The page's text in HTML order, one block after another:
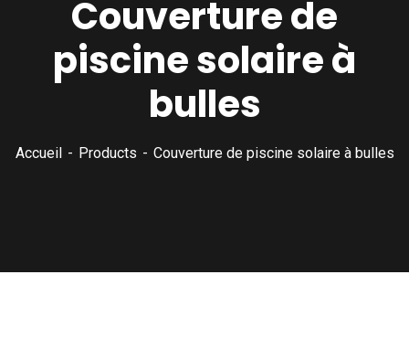
Couverture de
piscine solaire à
bulles
Accueil Products Couverture de piscine solaire à bulles